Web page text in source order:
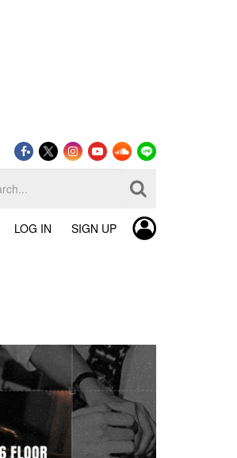
LOG IN SIGN UP